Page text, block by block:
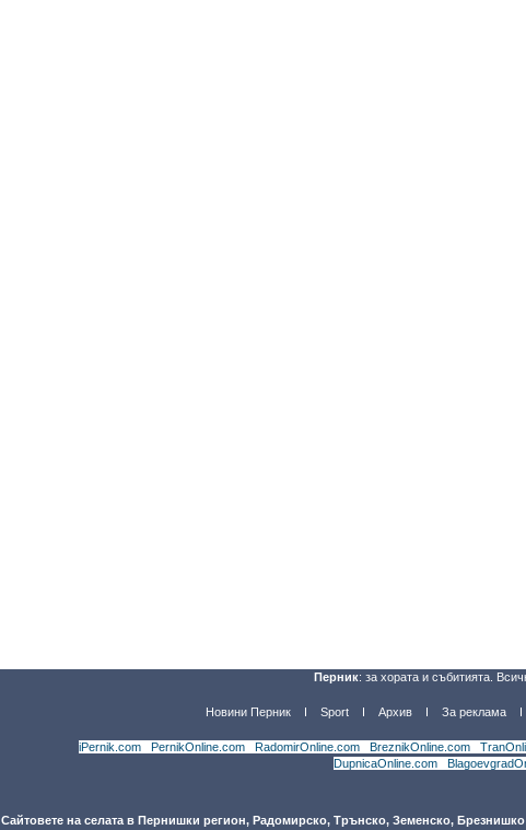
Перник: за хората и събитията.
Новини Перник Sport Архив За реклама
iPernik.com PernikOnline.com RadomirOnline.com BreznikOnline.com
DupnicaOnline.com
Сайтовете на селата в Пернишки регион, Радомирско, Трънско, Земенско,